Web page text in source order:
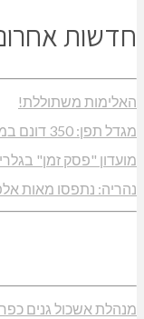
חדשות
האלימות משתוללת!
מגדל תפן: 350 דונם במתחם חדש
מועדון "פסק זמן"
נהריה: נתפסו מאות
מנהלת אשכול גנים